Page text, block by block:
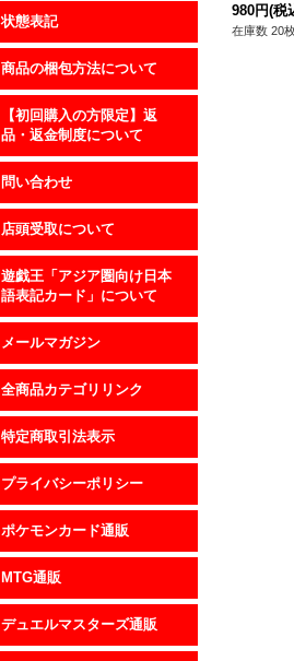
状態表記
商品の梱包方法について
【初回購入の方限定】返
品・返金制度について
問い合わせ
店頭受取について
遊戯王「アジア圏向け日本
語表記カード」について
メールマガジン
全商品カテゴリリンク
特定商取引法表示
プライバシーポリシー
ポケモンカード通販
MTG通販
デュエルマスターズ通販
P02-
ュアル》
980円(税
在庫数 20